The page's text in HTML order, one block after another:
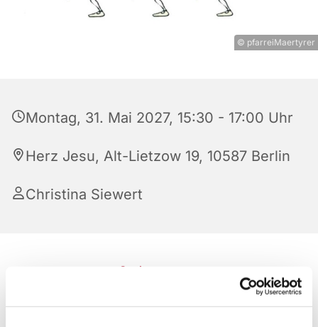
© pfarreiMaertyrer
Montag, 31. Mai 2027, 15:30 - 17:00 Uhr
Herz Jesu, Alt-Lietzow 19, 10587 Berlin
Christina Siewert
Seniorenturnen